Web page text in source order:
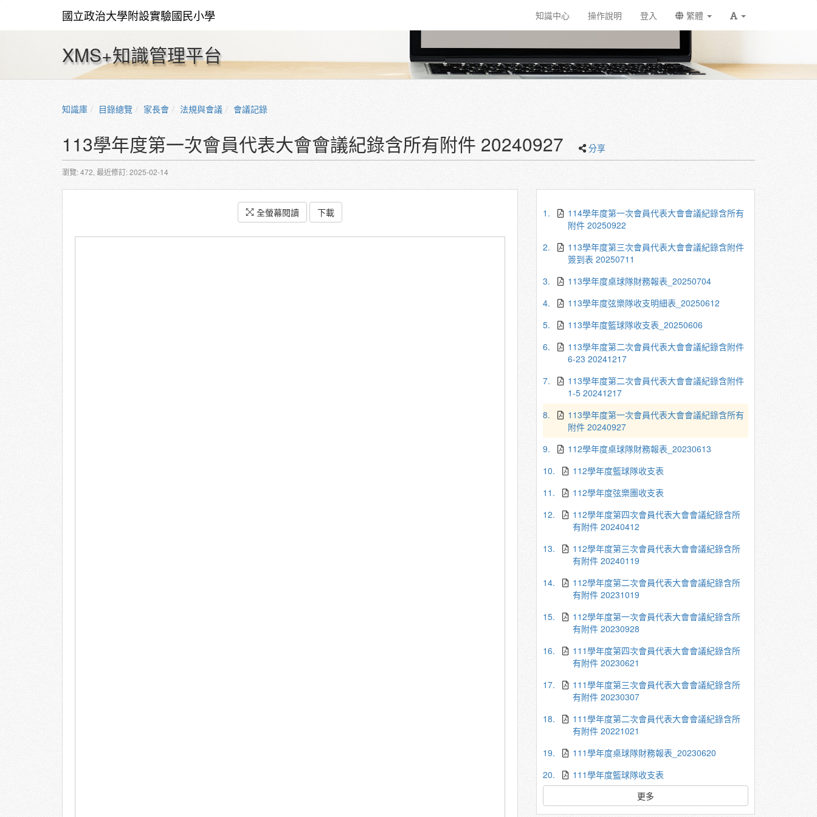
國立政治大學附設實驗國民小學 知識中心 操作說明 登入 繁體
XMS+知識管理平台
知識庫 目錄總覽 家長會 法規與會議 會議記錄
113學年度第一次會員代表大會會議紀錄含所有附件 20240927 分享
瀏覽: 472, 最近修訂: 2025-02-14
全螢幕閱讀 下載 1.
114學年度第一次會員代表大會會議紀錄含所有
附件 20250922
2.
113學年度第三次會員代表大會會議紀錄含附件
簽到表 20250711
3.
113學年度桌球隊財務報表_20250704
4.
113學年度弦樂隊收支明細表_20250612
5.
113學年度籃球隊收支表_20250606
6.
113學年度第二次會員代表大會會議紀錄含附件
6-23 20241217
7.
113學年度第二次會員代表大會會議紀錄含附件
1-5 20241217
8.
113學年度第一次會員代表大會會議紀錄含所有
附件 20240927
9.
112學年度桌球隊財務報表_20230613
10.
112學年度籃球隊收支表
11.
112學年度弦樂團收支表
12.
112學年度第四次會員代表大會會議紀錄含所
有附件 20240412
13.
112學年度第三次會員代表大會會議紀錄含所
有附件 20240119
14.
112學年度第二次會員代表大會會議紀錄含所
有附件 20231019
15.
112學年度第一次會員代表大會會議紀錄含所
有附件 20230928
16.
111學年度第四次會員代表大會會議紀錄含所
有附件 20230621
17.
111學年度第三次會員代表大會會議紀錄含所
有附件 20230307
18.
111學年度第二次會員代表大會會議紀錄含所
有附件 20221021
19.
111學年度桌球隊財務報表_20230620
20.
111學年度籃球隊收支表
更多